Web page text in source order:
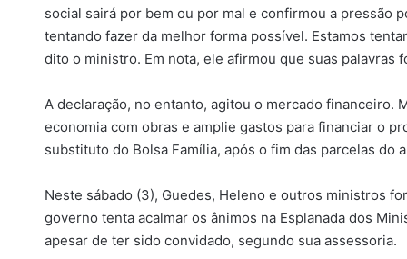
social sairá por bem ou por mal e confirmou a pressão
tentando fazer da melhor forma possível. Estamos
dito o ministro. Em nota, ele afirmou que suas palavras
A declaração, no entanto, agitou o mercado financeiro.
economia com obras e amplie gastos para financiar o
substituto do Bolsa Família, após o fim das parcelas
Neste sábado (3), Guedes, Heleno e outros ministros
governo tenta acalmar os ânimos na Esplanada dos
apesar de ter sido convidado, segundo sua assessoria.